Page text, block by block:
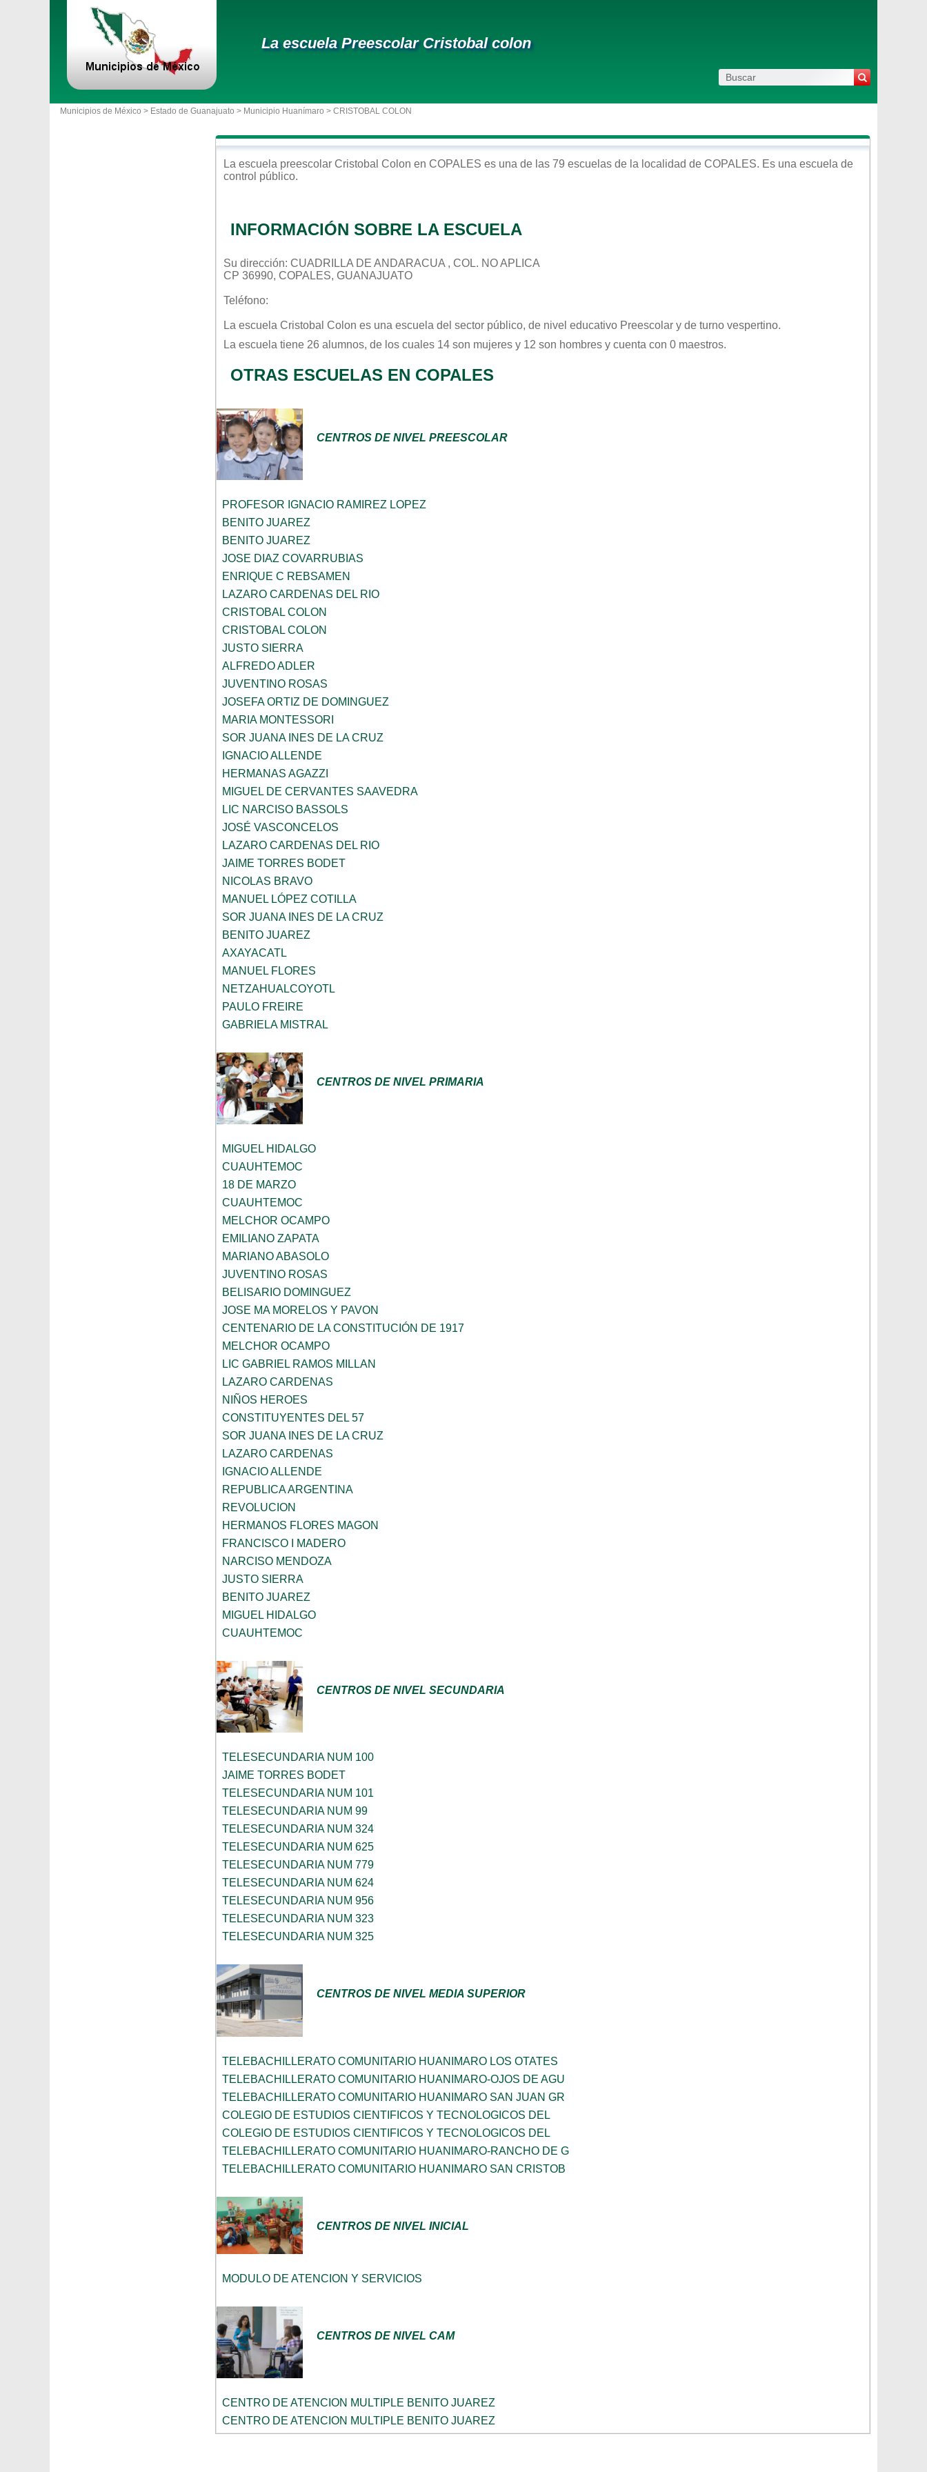
La escuela Preescolar Cristobal colon
Municipios de México > Estado de Guanajuato > Municipio Huanímaro > CRISTOBAL COLON
La escuela preescolar Cristobal Colon en COPALES es una de las 79 escuelas de la localidad de COPALES. Es una escuela de
control público.
INFORMACIÓN SOBRE LA ESCUELA
Su dirección: CUADRILLA DE ANDARACUA , COL. NO APLICA
CP 36990, COPALES, GUANAJUATO
Teléfono:
La escuela Cristobal Colon es una escuela del sector público, de nivel educativo Preescolar y de turno vespertino.
La escuela tiene 26 alumnos, de los cuales 14 son mujeres y 12 son hombres y cuenta con 0 maestros.
OTRAS ESCUELAS EN COPALES
CENTROS DE NIVEL PREESCOLAR
PROFESOR IGNACIO RAMIREZ LOPEZ
BENITO JUAREZ
BENITO JUAREZ
JOSE DIAZ COVARRUBIAS
ENRIQUE C REBSAMEN
LAZARO CARDENAS DEL RIO
CRISTOBAL COLON
CRISTOBAL COLON
JUSTO SIERRA
ALFREDO ADLER
JUVENTINO ROSAS
JOSEFA ORTIZ DE DOMINGUEZ
MARIA MONTESSORI
SOR JUANA INES DE LA CRUZ
IGNACIO ALLENDE
HERMANAS AGAZZI
MIGUEL DE CERVANTES SAAVEDRA
LIC NARCISO BASSOLS
JOSÉ VASCONCELOS
LAZARO CARDENAS DEL RIO
JAIME TORRES BODET
NICOLAS BRAVO
MANUEL LÓPEZ COTILLA
SOR JUANA INES DE LA CRUZ
BENITO JUAREZ
AXAYACATL
MANUEL FLORES
NETZAHUALCOYOTL
PAULO FREIRE
GABRIELA MISTRAL
CENTROS DE NIVEL PRIMARIA
MIGUEL HIDALGO
CUAUHTEMOC
18 DE MARZO
CUAUHTEMOC
MELCHOR OCAMPO
EMILIANO ZAPATA
MARIANO ABASOLO
JUVENTINO ROSAS
BELISARIO DOMINGUEZ
JOSE MA MORELOS Y PAVON
CENTENARIO DE LA CONSTITUCIÓN DE 1917
MELCHOR OCAMPO
LIC GABRIEL RAMOS MILLAN
LAZARO CARDENAS
NIÑOS HEROES
CONSTITUYENTES DEL 57
SOR JUANA INES DE LA CRUZ
LAZARO CARDENAS
IGNACIO ALLENDE
REPUBLICA ARGENTINA
REVOLUCION
HERMANOS FLORES MAGON
FRANCISCO I MADERO
NARCISO MENDOZA
JUSTO SIERRA
BENITO JUAREZ
MIGUEL HIDALGO
CUAUHTEMOC
CENTROS DE NIVEL SECUNDARIA
TELESECUNDARIA NUM 100
JAIME TORRES BODET
TELESECUNDARIA NUM 101
TELESECUNDARIA NUM 99
TELESECUNDARIA NUM 324
TELESECUNDARIA NUM 625
TELESECUNDARIA NUM 779
TELESECUNDARIA NUM 624
TELESECUNDARIA NUM 956
TELESECUNDARIA NUM 323
TELESECUNDARIA NUM 325
CENTROS DE NIVEL MEDIA SUPERIOR
TELEBACHILLERATO COMUNITARIO HUANIMARO LOS OTATES
TELEBACHILLERATO COMUNITARIO HUANIMARO-OJOS DE AGU
TELEBACHILLERATO COMUNITARIO HUANIMARO SAN JUAN GR
COLEGIO DE ESTUDIOS CIENTIFICOS Y TECNOLOGICOS DEL
COLEGIO DE ESTUDIOS CIENTIFICOS Y TECNOLOGICOS DEL
TELEBACHILLERATO COMUNITARIO HUANIMARO-RANCHO DE G
TELEBACHILLERATO COMUNITARIO HUANIMARO SAN CRISTOB
CENTROS DE NIVEL INICIAL
MODULO DE ATENCION Y SERVICIOS
CENTROS DE NIVEL CAM
CENTRO DE ATENCION MULTIPLE BENITO JUAREZ
CENTRO DE ATENCION MULTIPLE BENITO JUAREZ